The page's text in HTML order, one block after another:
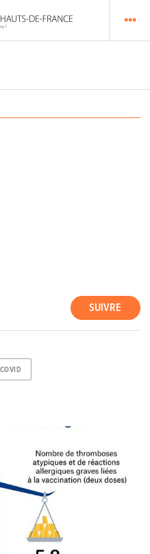
SUIVRE
COVID